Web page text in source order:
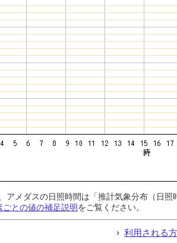
アメダスの日照時間は「推計気象分布（日
ごとの値の補足説明をご覧ください。
利用される